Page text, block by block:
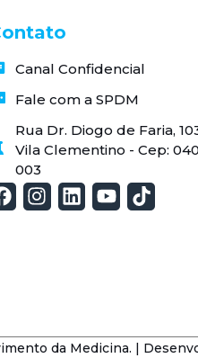
Canal Confidencial
Fale com a SPDM
Rua Dr. Diogo de Faria,
Vila Clementino - Cep:
003
da Medicina. |